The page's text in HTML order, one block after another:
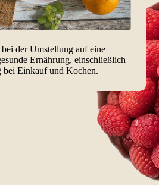
der Umstellung auf eine
Ernährung, einschließlich
bei Einkauf und Kochen.